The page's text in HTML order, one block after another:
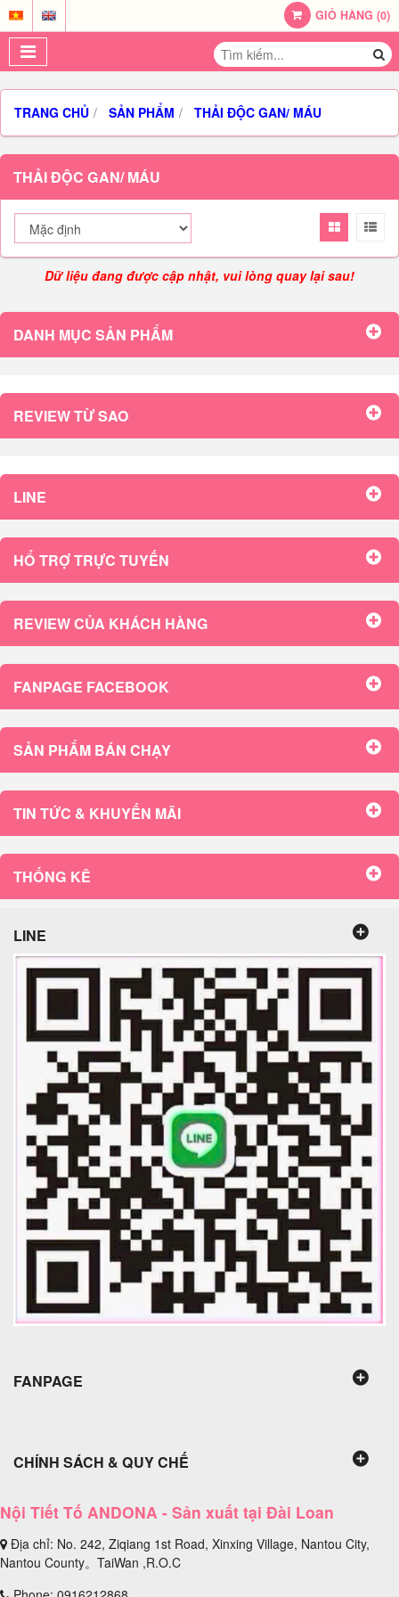
GIỎ HÀNG (0)
TRANG CHỦ SẢN PHẨM THẢI ĐỘC GAN/ MÁU
DANH MỤC SẢN PHẨM
REVIEW TỪ SAO
LINE
HỔ TRỢ TRỰC TUYẾN
REVIEW CỦA KHÁCH HÀNG
FANPAGE FACEBOOK
SẢN PHẨM BÁN CHẠY
TIN TỨC & KHUYẾN MÃI
THỐNG KÊ
THẢI ĐỘC GAN/ MÁU
Dữ liệu đang được cập nhật, vui lòng quay lại sau!
LINE
FANPAGE
CHÍNH SÁCH & QUY CHẾ
Nội Tiết Tố ANDONA - Sản xuất tại Đài Loan
Địa chỉ: No. 242, Ziqiang 1st Road, Xinxing Village, Nantou City,
Nantou County。TaiWan ,R.O.C